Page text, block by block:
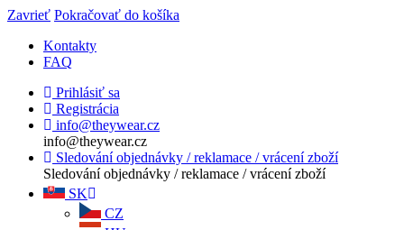
Zavrieť Pokračovať do košíka
Kontakty
FAQ
Prihlásiť sa
Registrácia
info@theywear.cz
info@theywear.cz
Sledování objednávky / reklamace / vrácení zboží
Sledování objednávky / reklamace / vrácení zboží
SK
CZ